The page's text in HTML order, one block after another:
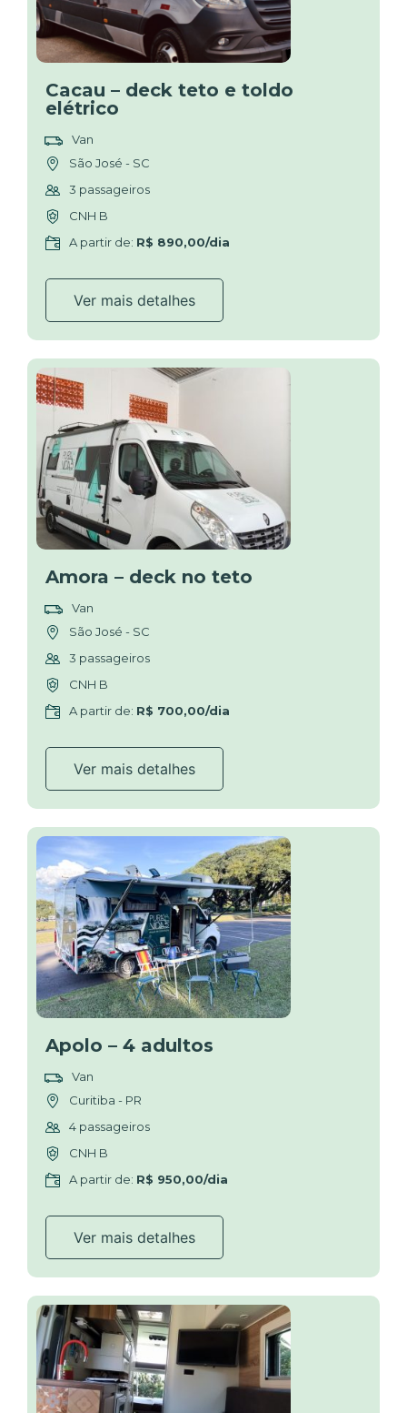
Cacau – deck teto e toldo
elétrico
Van
São José - SC
3 passageiros
CNH B
A partir de: R$ 890,00/dia
Ver mais detalhes
Amora – deck no teto
Van
São José - SC
3 passageiros
CNH B
A partir de: R$ 700,00/dia
Ver mais detalhes
Apolo – 4 adultos
Van
Curitiba - PR
4 passageiros
CNH B
A partir de: R$ 950,00/dia
Ver mais detalhes